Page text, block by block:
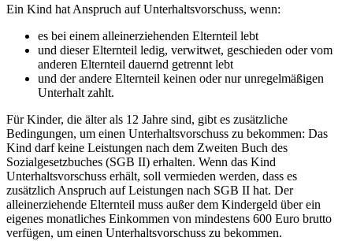
Ein Kind hat Anspruch auf Unterhaltsvorschuss, wenn:
es bei einem alleinerziehenden Elternteil lebt
und dieser Elternteil ledig, verwitwet, geschieden oder vom
anderen Elternteil dauernd getrennt lebt
und der andere Elternteil keinen oder nur unregelmäßigen
Unterhalt zahlt.
Für Kinder, die älter als 12 Jahre sind, gibt es zusätzliche
Bedingungen, um einen Unterhaltsvorschuss zu bekommen: Das
Kind darf keine Leistungen nach dem Zweiten Buch des
Sozialgesetzbuches (SGB II) erhalten. Wenn das Kind
Unterhaltsvorschuss erhält, soll vermieden werden, dass es
zusätzlich Anspruch auf Leistungen nach SGB II hat. Der
alleinerziehende Elternteil muss außer dem Kindergeld über ein
eigenes monatliches Einkommen von mindestens 600 Euro brutto
verfügen, um einen Unterhaltsvorschuss zu bekommen.